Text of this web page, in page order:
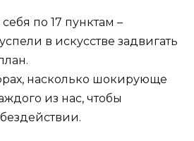
по 17 пунктам –
в искусстве задвигать
насколько шокирующе
из нас, чтобы